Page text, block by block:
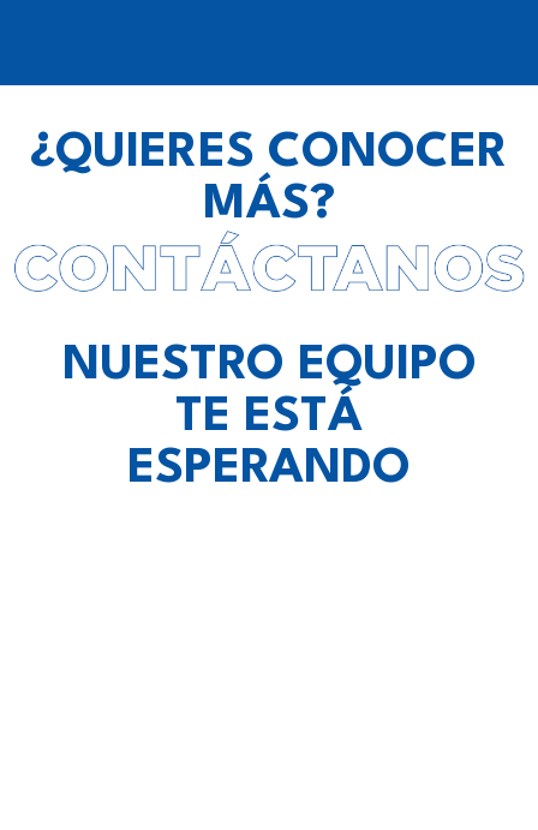
¿QUIERES CONOCER
MÁS?
NUESTRO EQUIPO
TE ESTÁ
ESPERANDO